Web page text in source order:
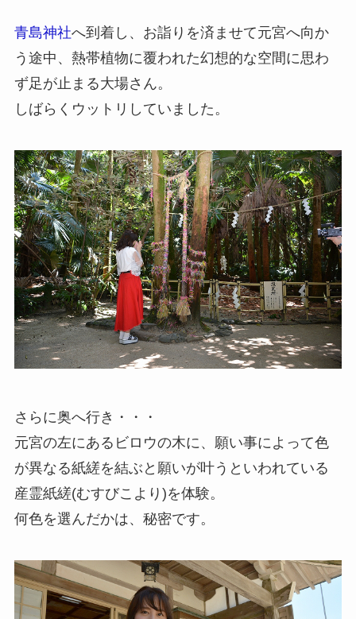
青島神社へ到着し、お詣りを済ませて元宮へ向か
う途中、熱帯植物に覆われた幻想的な空間に思わ
ず足が止まる大場さん。
しばらくウットリしていました。
さらに奥へ行き・・・
元宮の左にあるビロウの木に、願い事によって色
が異なる紙縒を結ぶと願いが叶うといわれている
産霊紙縒(むすびこより)を体験。
何色を選んだかは、秘密です。